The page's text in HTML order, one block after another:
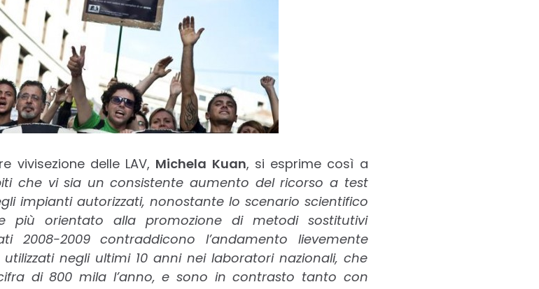
vivisezione delle LAV, Michela Kuan, si esprime così a
che vi sia un consistente aumento del ricorso a test
impianti autorizzati, nonostante lo scenario scientifico
più orientato alla promozione di metodi sostitutivi
2008-2009 contraddicono l’andamento lievemente
negli ultimi 10 anni nei laboratori nazionali, che
di 800 mila l’anno, e sono in contrasto tanto con